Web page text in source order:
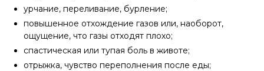
урчание, переливание, бурление;
повышенное отхождение газов или, наоборот,
ощущение, что газы отходят плохо;
спастическая или тупая боль в животе;
отрыжка, чувство переполнения после еды;